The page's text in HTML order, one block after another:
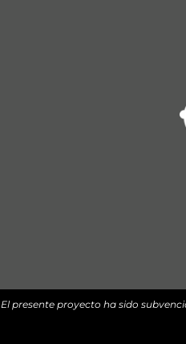
El presente proyecto ha sido